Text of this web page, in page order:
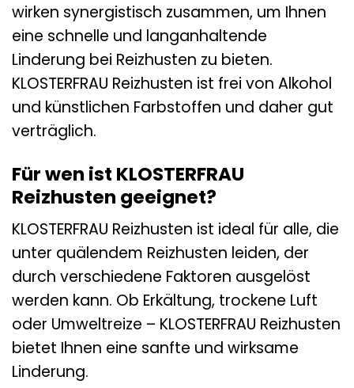
wirken synergistisch zusammen, um Ihnen
eine schnelle und langanhaltende
Linderung bei Reizhusten zu bieten.
KLOSTERFRAU Reizhusten ist frei von Alkohol
und künstlichen Farbstoffen und daher gut
verträglich.
Für wen ist KLOSTERFRAU
Reizhusten geeignet?
KLOSTERFRAU Reizhusten ist ideal für alle, die
unter quälendem Reizhusten leiden, der
durch verschiedene Faktoren ausgelöst
werden kann. Ob Erkältung, trockene Luft
oder Umweltreize – KLOSTERFRAU Reizhusten
bietet Ihnen eine sanfte und wirksame
Linderung.